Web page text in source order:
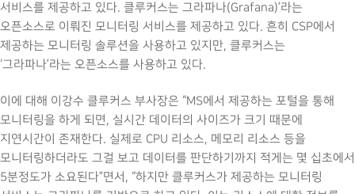
서비스를 제공하고 있다. 클루커스는 그라파나(Grafana)’라는
오픈소스로 이뤄진 모니터링 서비스를 제공하고 있다. 흔히 CSP에서
제공하는 모니터링 솔루션을 사용하고 있지만, 클루커스는
‘그라파나’라는 오픈소스를 사용하고 있다.
이에 대해 이강수 클루커스 부사장은 “MS에서 제공하는 포털을 통해
모니터링을 하게 되면, 실시간 데이터의 사이즈가 크기 때문에
지연시간이 존재한다. 실제로 CPU 리소스, 메모리 리소스 등을
모니터링하더라도 그걸 보고 데이터를 판단하기까지 적게는 몇 십초에서
5분정도가 소요된다”면서, “하지만 클루커스가 제공하는 모니터링